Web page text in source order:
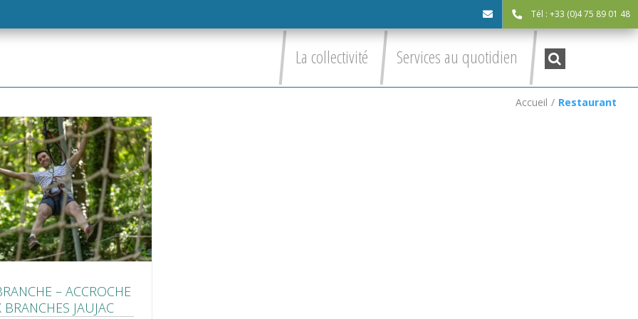
Tél : +33 (0)4 75 89 01 48
La collectivité Services au quotidien Recherche
:
Accueil / Restaurant
– ACCROCHE
JAUJAC